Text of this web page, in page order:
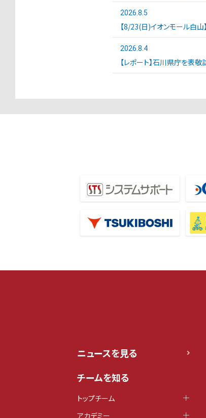
2026.8.5
【8/23(日)イオンモール白山
2026.8.4
【レポート】石川県庁を表敬
ニュースを見る
チームを知る
トップチーム
アカデミー